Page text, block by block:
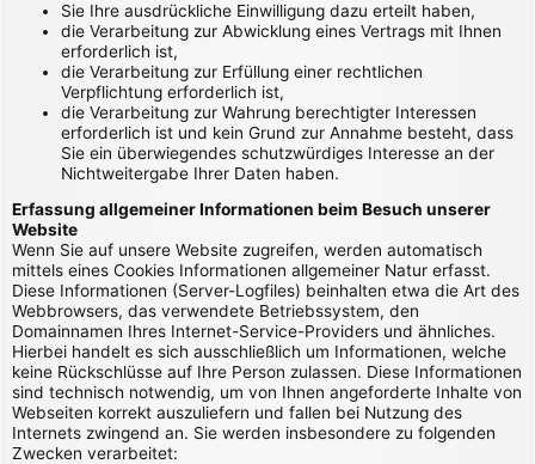
Sie Ihre ausdrückliche Einwilligung dazu erteilt haben,
die Verarbeitung zur Abwicklung eines Vertrags mit Ihnen
erforderlich ist,
die Verarbeitung zur Erfüllung einer rechtlichen
Verpflichtung erforderlich ist,
die Verarbeitung zur Wahrung berechtigter Interessen
erforderlich ist und kein Grund zur Annahme besteht, dass
Sie ein überwiegendes schutzwürdiges Interesse an der
Nichtweitergabe Ihrer Daten haben.
Erfassung allgemeiner Informationen beim Besuch unserer
Website
Wenn Sie auf unsere Website zugreifen, werden automatisch
mittels eines Cookies Informationen allgemeiner Natur erfasst.
Diese Informationen (Server-Logfiles) beinhalten etwa die Art des
Webbrowsers, das verwendete Betriebssystem, den
Domainnamen Ihres Internet-Service-Providers und ähnliches.
Hierbei handelt es sich ausschließlich um Informationen, welche
keine Rückschlüsse auf Ihre Person zulassen. Diese Informationen
sind technisch notwendig, um von Ihnen angeforderte Inhalte von
Webseiten korrekt auszuliefern und fallen bei Nutzung des
Internets zwingend an. Sie werden insbesondere zu folgenden
Zwecken verarbeitet: